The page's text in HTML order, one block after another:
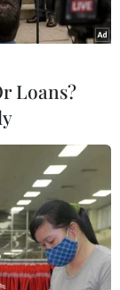
tra mở rộng
Loans?